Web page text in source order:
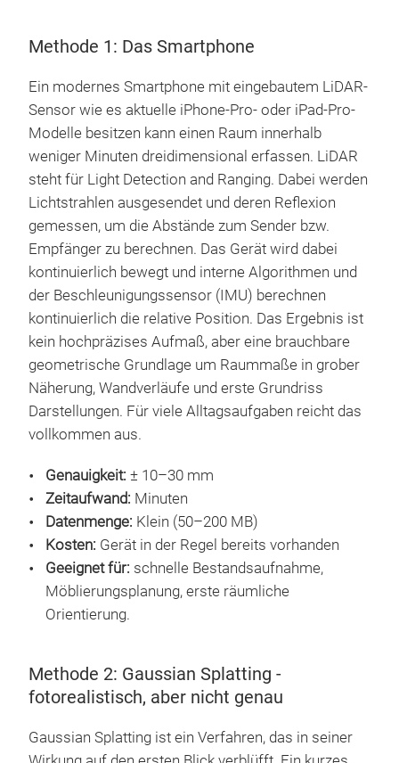
Methode 1: Das Smartphone
Ein modernes Smartphone mit eingebautem LiDAR-
Sensor wie es aktuelle iPhone-Pro- oder iPad-Pro-
Modelle besitzen kann einen Raum innerhalb
weniger Minuten dreidimensional erfassen. LiDAR
steht für Light Detection and Ranging. Dabei werden
Lichtstrahlen ausgesendet und deren Reflexion
gemessen, um die Abstände zum Sender bzw.
Empfänger zu berechnen. Das Gerät wird dabei
kontinuierlich bewegt und interne Algorithmen und
der Beschleunigungssensor (IMU) berechnen
kontinuierlich die relative Position. Das Ergebnis ist
kein hochpräzises Aufmaß, aber eine brauchbare
geometrische Grundlage um Raummaße in grober
Näherung, Wandverläufe und erste Grundriss
Darstellungen. Für viele Alltagsaufgaben reicht das
vollkommen aus.
Genauigkeit: ± 10–30 mm
Zeitaufwand: Minuten
Datenmenge: Klein (50–200 MB)
Kosten: Gerät in der Regel bereits vorhanden
Geeignet für: schnelle Bestandsaufnahme,
Möblierungsplanung, erste räumliche
Orientierung.
Methode 2: Gaussian Splatting -
fotorealistisch, aber nicht genau
Gaussian Splatting ist ein Verfahren, das in seiner